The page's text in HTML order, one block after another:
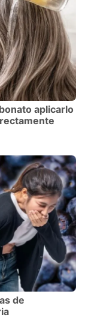
aplicarlo
de